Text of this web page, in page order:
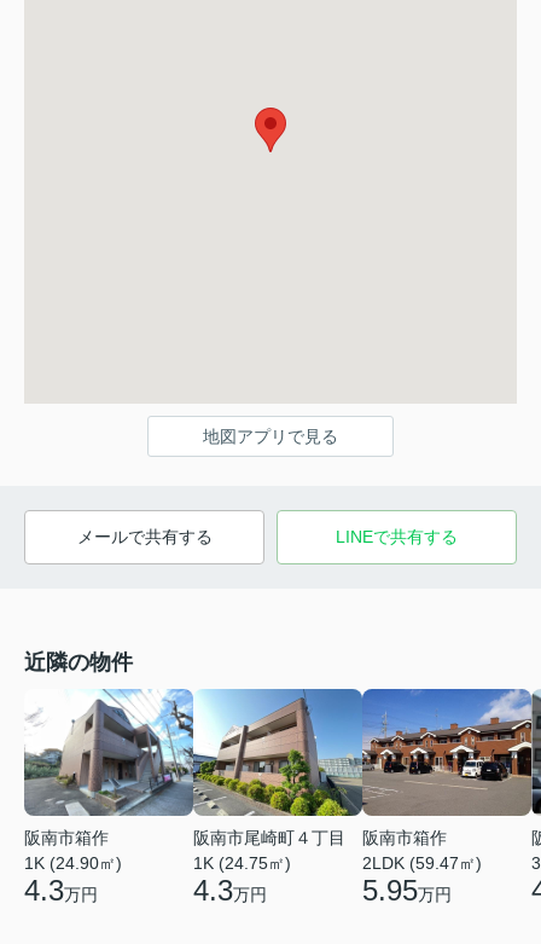
地図アプリで見る
メールで共有する LINEで共有する
近隣の物件
阪南市箱作
1K (24.90㎡)
4.3万円
阪南市尾崎町４丁目
1K (24.75㎡)
4.3万円
阪南市箱作
2LDK (59.47㎡)
5.95万円